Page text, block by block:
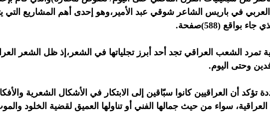
في باريس الشاعر شوقي عبد الأمير،وهو إحدى أهم المشاريع التي
(588)صفحة.
الشعب العراقي تجد أحد أبرز تجلياتها في الشعر،إذ ظل الشعر
وحتى اليوم.
تؤكد أن العراقيين كانوا سبّاقين إلى الابتكار في الأشكال الشعرية
سواء من حيث جمالها الفني أو تناولها العميق لقضية الخلود